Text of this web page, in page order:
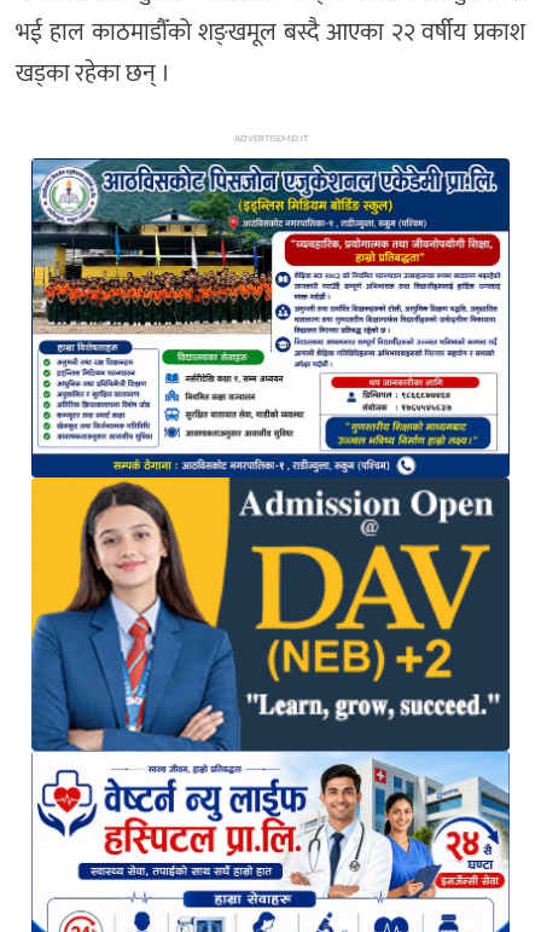
भई हाल काठमाडौँको शङ्खमूल बस्दै आएका २२ वर्षीय प्रकाश
खड्का रहेका छन् ।
ADVERTISEMENT